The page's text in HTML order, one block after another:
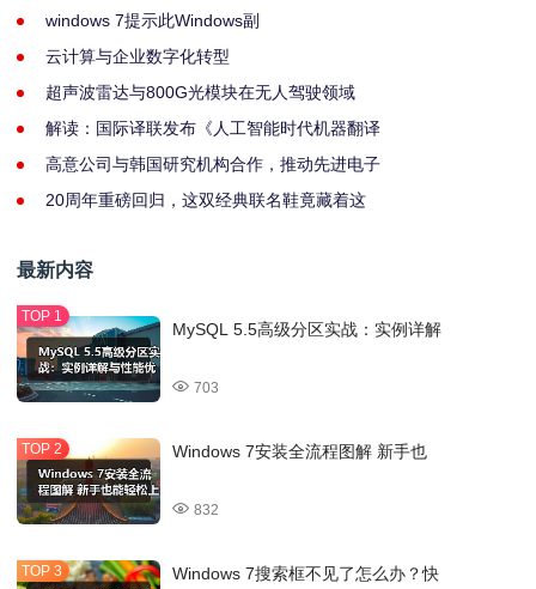
windows 7提示此Windows副
云计算与企业数字化转型
超声波雷达与800G光模块在无人驾驶领域
解读：国际译联发布《人工智能时代机器翻译
高意公司与韩国研究机构合作，推动先进电子
20周年重磅回归，这双经典联名鞋竟藏着这
最新内容
MySQL 5.5高级分区实战：实例详解
703
Windows 7安装全流程图解 新手也
832
Windows 7搜索框不见了怎么办？快